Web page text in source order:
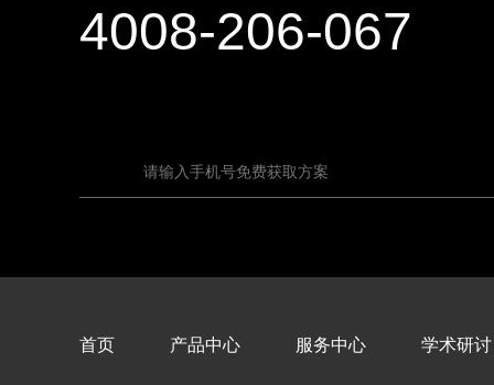
4008-206-067
首页 产品中心 服务中心 学术研讨